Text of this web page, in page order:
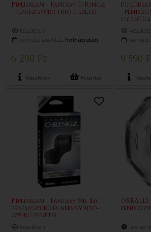
Pipedream - Fantasy C-Ringz
- péniszgyűrű trió (fekete)
készleten
várható szállítás: holnapután
6 290 Ft
Részletek Kosárba
-
gyűrű
készleten
várható
9 590
Pipedream - Fantasy Mr. Big -
péniszgyűrű és herenyújtó-
gyűrű (fekete)
készleten
utolsó